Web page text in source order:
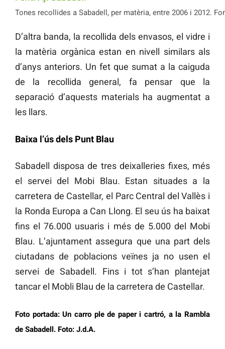
Tones recollides a Sabadell, per matèria, entre 2006 i 2012.
D’altra banda, la recollida dels envasos, el vidre i
la matèria orgànica estan en nivell similars als
d’anys anteriors. Un fet que sumat a la caiguda
de la recollida general, fa pensar que la
separació d’aquests materials ha augmentat a
les llars.
Baixa l’ús dels Punt Blau
Sabadell disposa de tres deixalleries fixes, més
el servei del Mobi Blau. Estan situades a la
carretera de Castellar, el Parc Central del Vallès i
la Ronda Europa a Can Llong. El seu ús ha baixat
fins el 76.000 usuaris i més de 5.000 del Mobi
Blau. L’ajuntament assegura que una part dels
ciutadans de poblacions veïnes ja no usen el
servei de Sabadell. Fins i tot s’han plantejat
tancar el Mobli Blau de la carretera de Castellar.
Foto portada: Un carro ple de paper i cartró, a la Rambla
de Sabadell. Foto: J.d.A.